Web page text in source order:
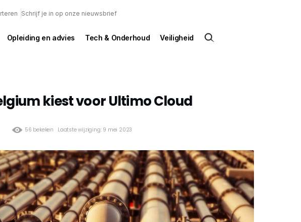
Schrijf je in op onze nieuwsbrief
Opleiding en advies Tech & Onderhoud Veiligheid
kiest voor Ultimo Cloud
56 bekeken Laatste wijziging: 9 mei 2023